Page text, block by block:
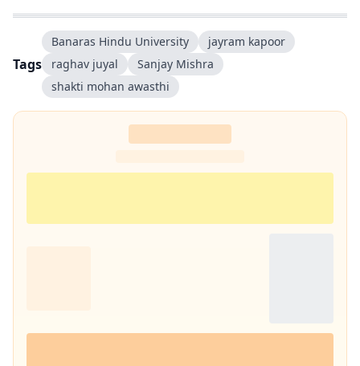
Tags
Banaras Hindu University
jayram kapoor
raghav juyal
Sanjay Mishra
shakti mohan awasthi